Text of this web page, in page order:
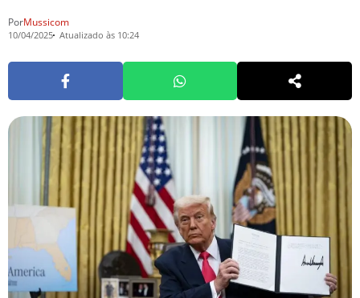
PorMussicom
10/04/2025 Atualizado às 10:24